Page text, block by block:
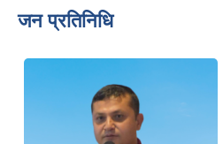
जन प्रतिनिधि